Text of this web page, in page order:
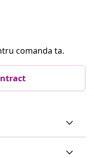
comanda ta.